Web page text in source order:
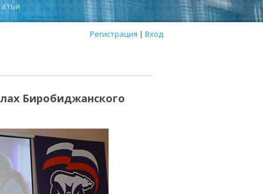
Регистрация | Вход
Биробиджанского